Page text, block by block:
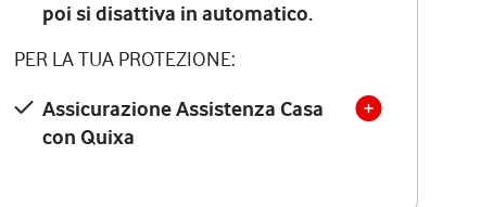
poi si disattiva in automatico.
PER LA TUA PROTEZIONE:
Assicurazione Assistenza Casa
con Quixa